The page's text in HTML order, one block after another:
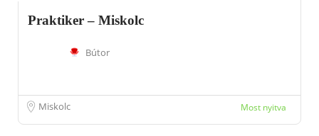
Praktiker – Miskolc
Bútor
Miskolc Most nyitva